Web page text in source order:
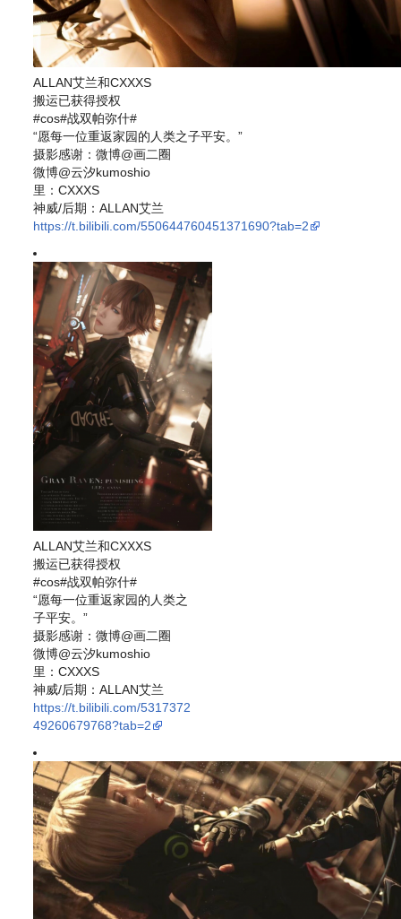
ALLAN艾兰和CXXXS
搬运已获得授权
#cos#战双帕弥什#
“愿每一位重返家园的人类之子平安。”
摄影感谢：微博@画二圈
微博@云汐kumoshio
里：CXXXS
神威/后期：ALLAN艾兰
https://t.bilibili.com/550644760451371690?tab=2
ALLAN艾兰和CXXXS
搬运已获得授权
#cos#战双帕弥什#
“愿每一位重返家园的人类之
子平安。”
摄影感谢：微博@画二圈
微博@云汐kumoshio
里：CXXXS
神威/后期：ALLAN艾兰
https://t.bilibili.com/5317372
49260679768?tab=2